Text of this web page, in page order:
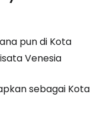
pun di Kota
Venesia
sebagai Kota